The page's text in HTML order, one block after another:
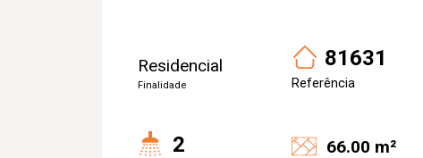
Residencial
Finalidade
81631
Referência
2 66.00 m²